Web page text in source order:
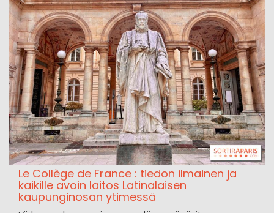
Le Collège de France : tiedon ilmainen ja
kaikille avoin laitos Latinalaisen
kaupunginosan ytimessä